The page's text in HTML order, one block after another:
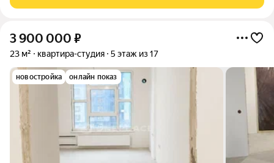
3 900 000 ₽
23 м² квартира-студия 5 этаж из 17
новостройка онлайн показ